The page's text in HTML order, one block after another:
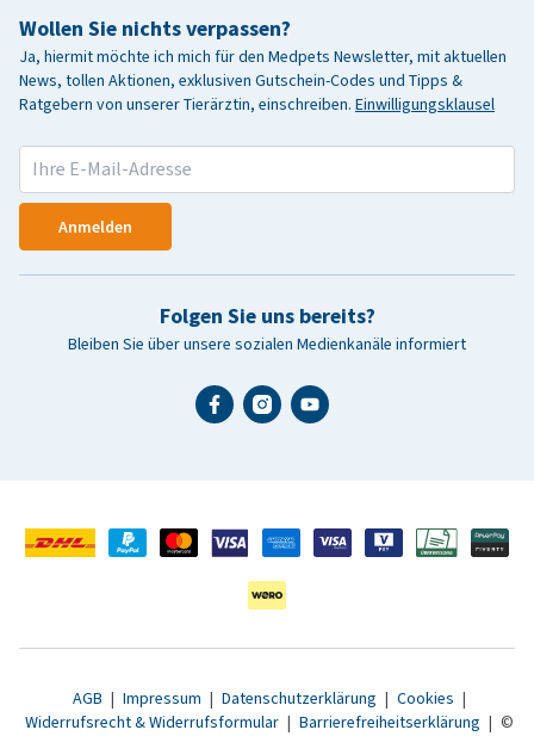
Wollen Sie nichts verpassen?
Ja, hiermit möchte ich mich für den Medpets Newsletter, mit aktuellen
News, tollen Aktionen, exklusiven Gutschein-Codes und Tipps &
Ratgebern von unserer Tierärztin, einschreiben. Einwilligungsklausel
Anmelden
Folgen Sie uns bereits?
Bleiben Sie über unsere sozialen Medienkanäle informiert
AGB | Impressum | Datenschutzerklärung | Cookies |
Widerrufsrecht & Widerrufsformular | Barrierefreiheitserklärung | ©